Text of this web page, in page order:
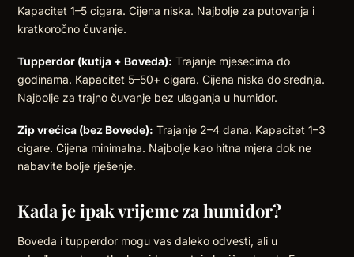
Kapacitet 1–5 cigara. Cijena niska. Najbolje za putovanja i
kratkoročno čuvanje.
Tupperdor (kutija + Boveda): Trajanje mjesecima do
godinama. Kapacitet 5–50+ cigara. Cijena niska do srednja.
Najbolje za trajno čuvanje bez ulaganja u humidor.
Zip vrećica (bez Bovede): Trajanje 2–4 dana. Kapacitet 1–3
cigare. Cijena minimalna. Najbolje kao hitna mjera dok ne
nabavite bolje rješenje.
Kada je ipak vrijeme za humidor?
Boveda i tupperdor mogu vas daleko odvesti, ali u